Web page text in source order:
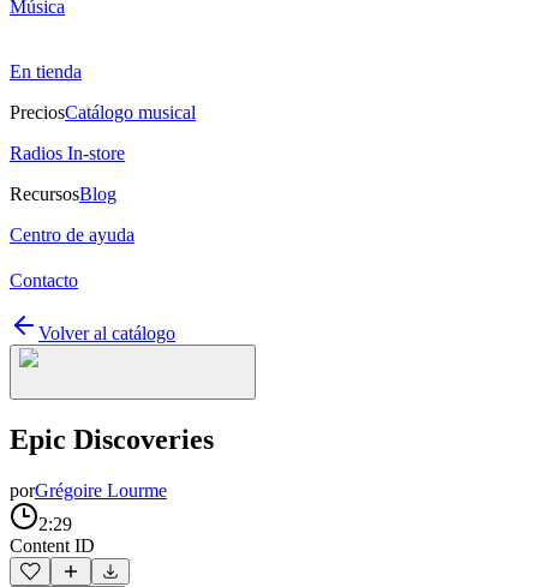
Música
En tienda
PreciosCatálogo musical
Radios In-store
RecursosBlog
Centro de ayuda
Contacto
Volver al catálogo
Epic Discoveries
porGrégoire Lourme
2:29
Content ID